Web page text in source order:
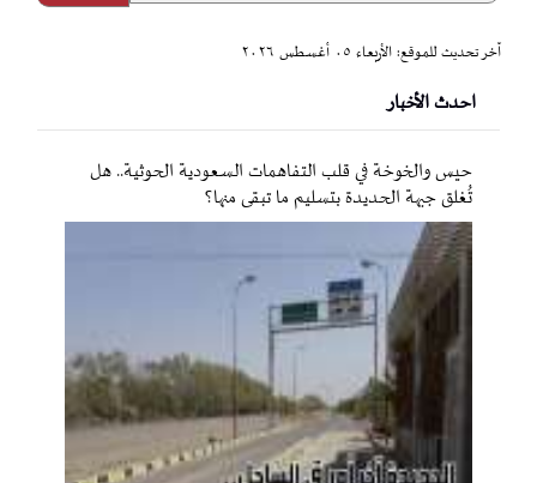
آخر تحديث للموقع: الأربعاء ٠٥ أغسطس ٢٠٢٦
احدث الأخبار
حيس والخوخة في قلب التفاهمات السعودية الحوثية.. هل
تُغلق جبهة الحديدة بتسليم ما تبقى منها؟